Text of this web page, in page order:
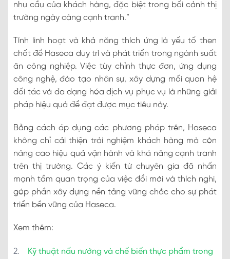
nhu cầu của khách hàng, đặc biệt trong bối cảnh thị
trường ngày càng cạnh tranh.”
Tính linh hoạt và khả năng thích ứng là yếu tố then
chốt để Haseca duy trì và phát triển trong ngành suất
ăn công nghiệp. Việc tùy chỉnh thực đơn, ứng dụng
công nghệ, đào tạo nhân sự, xây dựng mối quan hệ
đối tác và đa dạng hóa dịch vụ phục vụ là những giải
pháp hiệu quả để đạt được mục tiêu này.
Bằng cách áp dụng các phương pháp trên, Haseca
không chỉ cải thiện trải nghiệm khách hàng mà còn
nâng cao hiệu quả vận hành và khả năng cạnh tranh
trên thị trường. Các ý kiến từ chuyên gia đã nhấn
mạnh tầm quan trọng của việc đổi mới và thích nghi,
góp phần xây dựng nền tảng vững chắc cho sự phát
triển bền vững của Haseca.
Xem thêm:
Kỹ thuật nấu nướng và chế biến thực phẩm trong